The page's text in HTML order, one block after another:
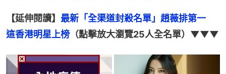
【延伸閱讀】 最新「全渠道封殺名單」趙薇排第一
這香港明星上榜 （點擊放大瀏覽25人全名單）▼▼▼